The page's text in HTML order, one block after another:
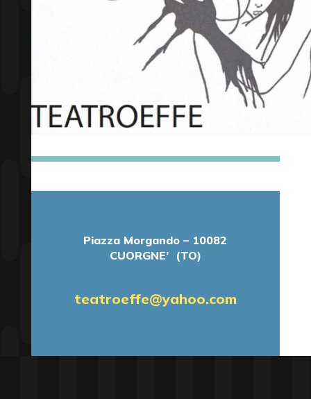
Piazza Morgando – 10082
CUORGNE’ (TO)
teatroeffe@yahoo.com